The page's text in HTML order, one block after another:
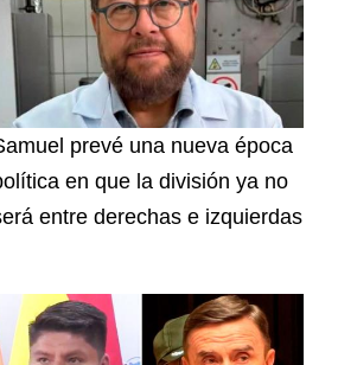
prevé una nueva época
en que la división ya no
entre derechas e izquierdas